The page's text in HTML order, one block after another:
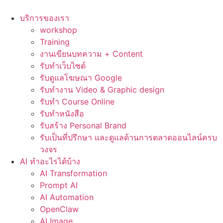
บริการของเรา
workshop
Training
งานเขียนบทความ + Content
รับทำเว็บไซต์
รับดูแลโฆษณา Google
รับทำงาน Video & Graphic design
รับทำ Course Online
รับทำหนังสือ
รับสร้าง Personal Brand
รับเป็นที่ปรึกษา และดูแลด้านการตลาดออนไลน์ครบ
วงจร
AI ทำอะไรได้บ้าง
AI Transformation
Prompt AI
AI Automation
OpenClaw
AI Image